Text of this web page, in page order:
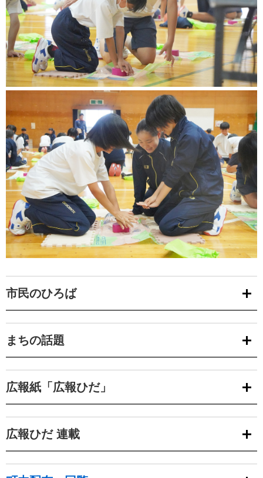
市民のひろば
まちの話題
広報紙「広報ひだ」
広報ひだ 連載